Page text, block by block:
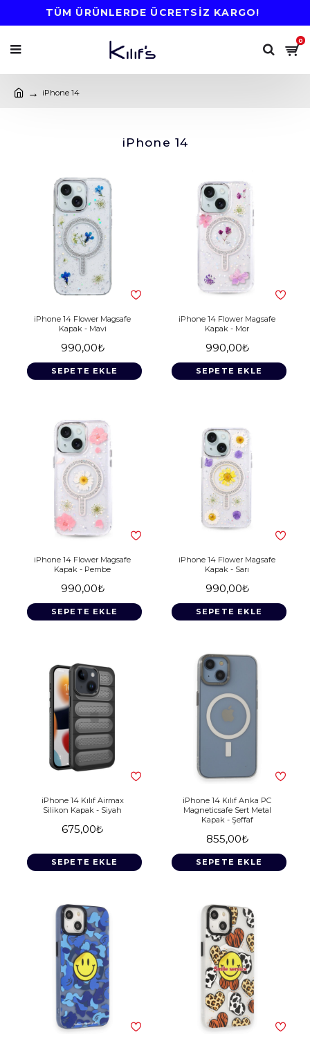
TÜM ÜRÜNLERDE ÜCRETSİZ KARGO!
0
iPhone 14
iPhone 14
iPhone 14 Flower Magsafe
Kapak - Mavi
990,00₺
SEPETE EKLE
iPhone 14 Flower Magsafe
Kapak - Mor
990,00₺
SEPETE EKLE
iPhone 14 Flower Magsafe
Kapak - Pembe
990,00₺
SEPETE EKLE
iPhone 14 Flower Magsafe
Kapak - Sarı
990,00₺
SEPETE EKLE
iPhone 14 Kılıf Airmax
Silikon Kapak - Siyah
675,00₺
SEPETE EKLE
iPhone 14 Kılıf Anka PC
Magneticsafe Sert Metal
Kapak - Şeffaf
855,00₺
SEPETE EKLE